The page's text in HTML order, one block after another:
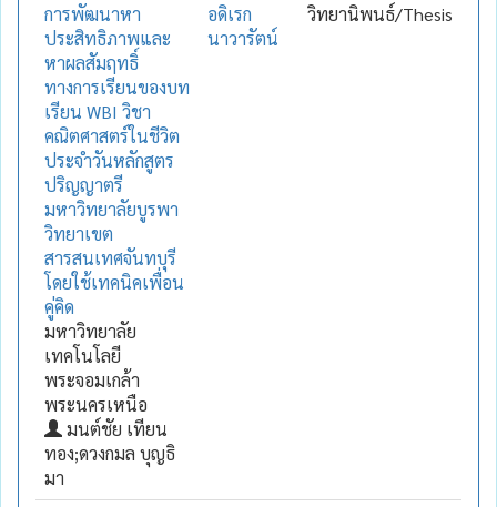
การพัฒนาหา
ประสิทธิภาพและ
หาผลสัมฤทธิ์
ทางการเรียนของบท
เรียน WBI วิชา
คณิตศาสตร์ในชีวิต
ประจำวันหลักสูตร
ปริญญาตรี
มหาวิทยาลัยบูรพา
วิทยาเขต
สารสนเทศจันทบุรี
โดยใช้เทคนิคเพื่อน
คู่คิด
มหาวิทยาลัย
เทคโนโลยี
พระจอมเกล้า
พระนครเหนือ
มนต์ชัย เทียน
ทอง;ดวงกมล บุญธิ
มา
อดิเรก
นาวารัตน์
วิทยานิพนธ์/Thesis